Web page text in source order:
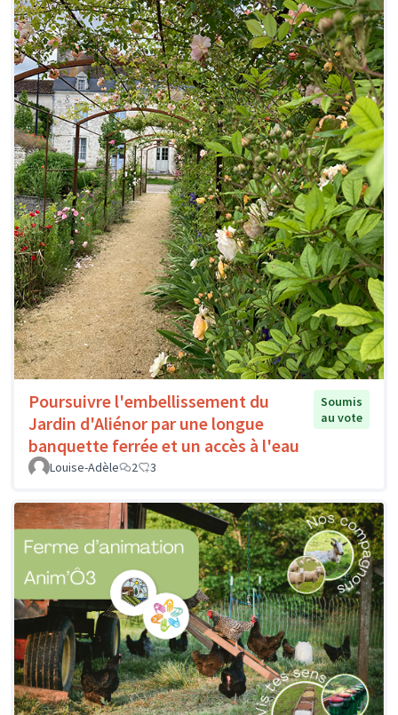
Poursuivre l'embellissement du
Jardin d'Aliénor par une longue
banquette ferrée et un accès à l'eau
Soumis
au vote
Louise-Adèle 2 3